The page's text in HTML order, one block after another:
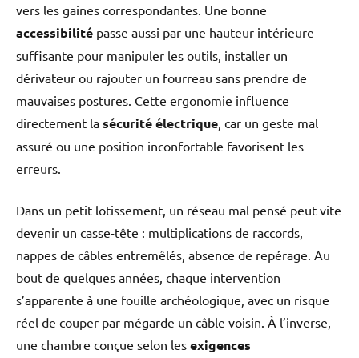
vers les gaines correspondantes. Une bonne
accessibilité passe aussi par une hauteur intérieure
suffisante pour manipuler les outils, installer un
dérivateur ou rajouter un fourreau sans prendre de
mauvaises postures. Cette ergonomie influence
directement la sécurité électrique , car un geste mal
assuré ou une position inconfortable favorisent les
erreurs.
Dans un petit lotissement, un réseau mal pensé peut vite
devenir un casse-tête : multiplications de raccords,
nappes de câbles entremêlés, absence de repérage. Au
bout de quelques années, chaque intervention
s’apparente à une fouille archéologique, avec un risque
réel de couper par mégarde un câble voisin. À l’inverse,
une chambre conçue selon les exigences